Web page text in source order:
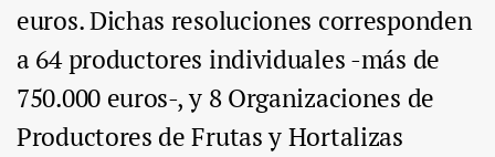
euros. Dichas resoluciones corresponden
a 64 productores individuales -más de
750.000 euros-, y 8 Organizaciones de
Productores de Frutas y Hortalizas